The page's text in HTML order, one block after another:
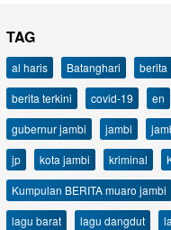
TAG
al haris Batanghari berita
berita terkini
covid-19 en
gubernur jambi
jambi
jp
kota jambi kriminal
Kumpulan BERITA muaro jambi
lagu barat
lagu dangdut